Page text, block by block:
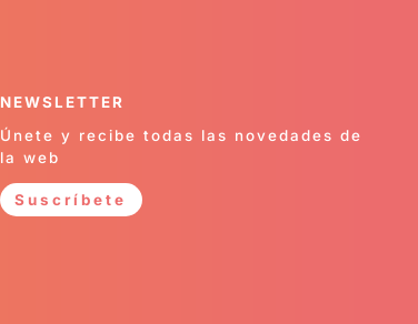
NEWSLETTER
Únete y recibe todas las novedades de
la web
Suscríbete